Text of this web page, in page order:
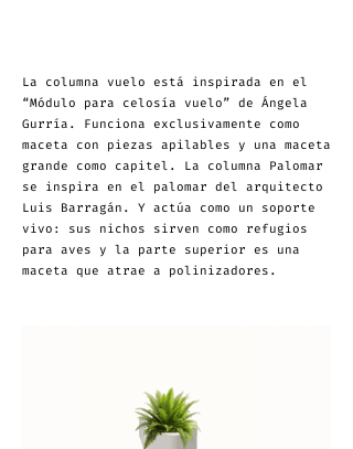
La columna vuelo está inspirada en el
“Módulo para celosía vuelo” de Ángela
Gurría. Funciona exclusivamente como
maceta con piezas apilables y una maceta
grande como capitel. La columna Palomar
se inspira en el palomar del arquitecto
Luis Barragán. Y actúa como un soporte
vivo: sus nichos sirven como refugios
para aves y la parte superior es una
maceta que atrae a polinizadores.